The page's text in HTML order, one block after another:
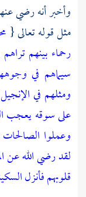
وأخبر أنه رضي
مثل قوله تعالى {
رحماء بينهم
سيماهم في
ومثلهم في
على سوقه يعجب
وعملوا
لقد رضي الله عن
قلوبهم فأنزل